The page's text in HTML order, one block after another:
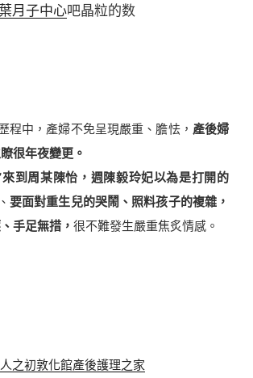
月子中心吧晶粒的数
程中，產婦不免呈現嚴重、膽怯， 產後婦
很年夜變更 。
來到周某陳怡，週陳毅玲妃以為是打開的
要面對重生兒的哭鬧、照料孩子的複雜，
手足無措 ， 很不難發生嚴重焦炙情感。
人之初敦化館產後護理之家